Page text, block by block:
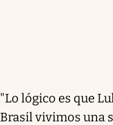
"Lo lógico es que
Brasil vivimos una